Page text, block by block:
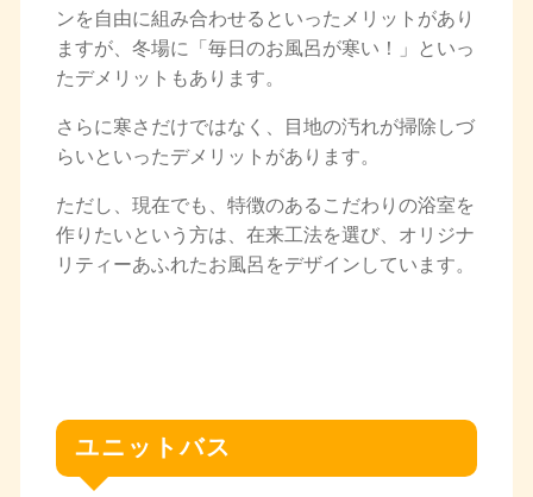
ンを自由に組み合わせるといったメリットがあり
ますが、冬場に「毎日のお風呂が寒い！」といっ
たデメリットもあります。
さらに寒さだけではなく、目地の汚れが掃除しづ
らいといったデメリットがあります。
ただし、現在でも、特徴のあるこだわりの浴室を
作りたいという方は、在来工法を選び、オリジナ
リティーあふれたお風呂をデザインしています。
ユニットバス